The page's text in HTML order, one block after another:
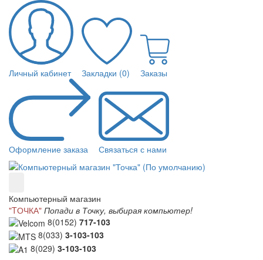
Личный кабинет Закладки (0) Заказы
Оформление заказа Связаться с нами
Компьютерный магазин
"TОЧКА" Попади в Точку, выбирая компьютер!
8(0152) 717-103
8(033) 3-103-103
8(029) 3-103-103